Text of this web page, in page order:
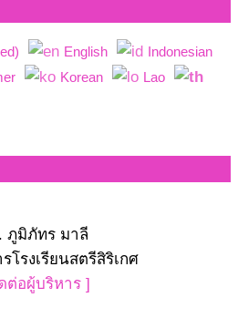
English
Indonesian
Korean
Lao
ภูมิภัทร มาลี
โรงเรียนสตรีสิริเกศ
ต่อผู้บริหาร ]